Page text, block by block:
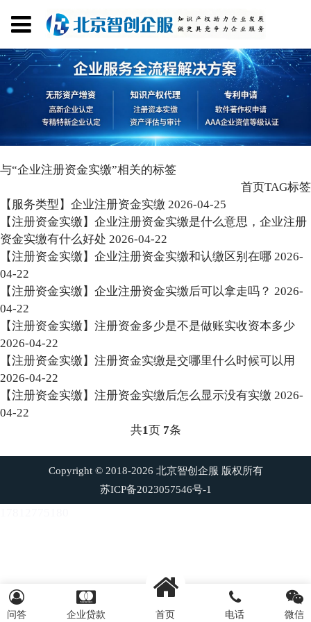
与“企业注册资金实缴”相关的标签
首页TAG标签
【服务类型】企业注册资金实缴 2026-04-25
【注册资金实缴】企业注册资金实缴是什么意思，企业注册
资金实缴有什么好处 2026-04-22
【注册资金实缴】企业注册资金实缴和认缴区别在哪 2026-
04-22
【注册资金实缴】企业注册资金实缴后可以拿走吗？ 2026-
04-22
【注册资金实缴】注册资金多少是不是做账实收资本多少
2026-04-22
【注册资金实缴】注册资金实缴是交哪里什么时候可以用
2026-04-22
【注册资金实缴】注册资金实缴后怎么显示没有实缴 2026-
04-22
共1 页 7条
Copyright © 2018-2026 北京智创企服 版权所有
苏ICP备2023057546号-1
问答 企业贷款 首页 电话 微信